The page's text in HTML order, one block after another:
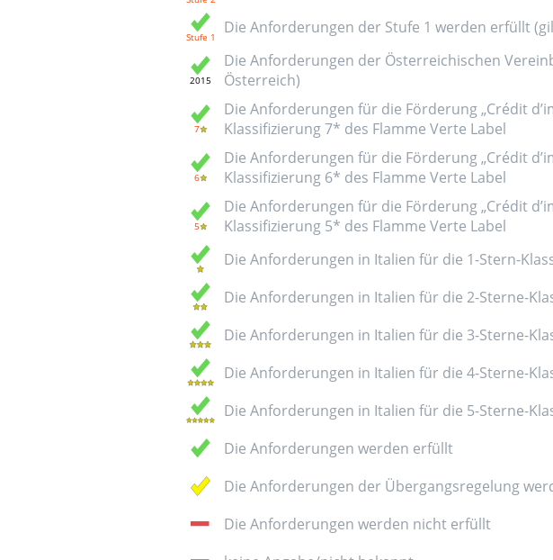
Die Anforderungen der Stufe 1 werden erfüllt
Die Anforderungen der Österreichischen
Österreich)
Die Anforderungen für die Förderung „Crédit
Klassifizierung 7* des Flamme Verte Label
Die Anforderungen für die Förderung „Crédit
Klassifizierung 6* des Flamme Verte Label
Die Anforderungen für die Förderung „Crédit
Klassifizierung 5* des Flamme Verte Label
Die Anforderungen in Italien für die 1-Stern-
Die Anforderungen in Italien für die 2-Sterne-
Die Anforderungen in Italien für die 3-Sterne-
Die Anforderungen in Italien für die 4-Sterne-
Die Anforderungen in Italien für die 5-Sterne-
Die Anforderungen werden erfüllt
Die Anforderungen der Übergangsregelung
Die Anforderungen werden nicht erfüllt